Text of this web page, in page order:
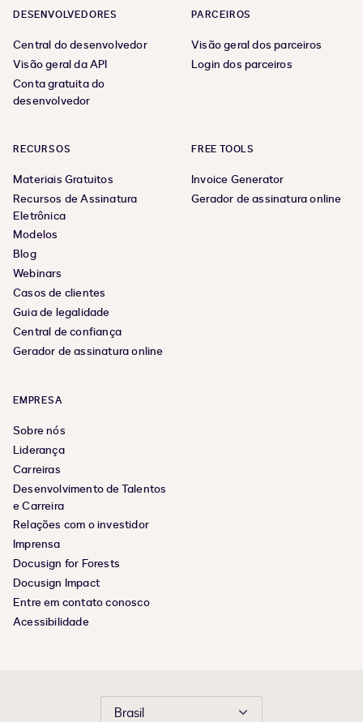
DESENVOLVEDORES
Central do desenvolvedor
Visão geral da API
Conta gratuita do
desenvolvedor
PARCEIROS
Visão geral dos parceiros
Login dos parceiros
RECURSOS
Materiais Gratuitos
Recursos de Assinatura
Eletrônica
Modelos
Blog
Webinars
Casos de clientes
Guia de legalidade
Central de confiança
Gerador de assinatura online
FREE TOOLS
Invoice Generator
Gerador de assinatura online
EMPRESA
Sobre nós
Liderança
Carreiras
Desenvolvimento de Talentos
e Carreira
Relações com o investidor
Imprensa
Docusign for Forests
Docusign Impact
Entre em contato conosco
Acessibilidade
Brasil